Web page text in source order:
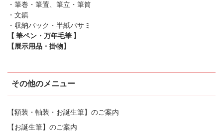
・筆巻・筆置、筆立・筆筒
・文鎮
・収納バック・半紙バサミ
【 筆ペン・万年毛筆 】
【展示用品・掛物】
その他のメニュー
【額装・軸装・お誕生筆】のご案内
【お誕生筆】のご案内